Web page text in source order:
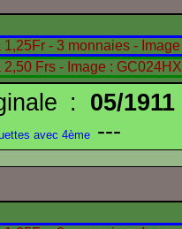
: 05/1911
avec 4ème ---